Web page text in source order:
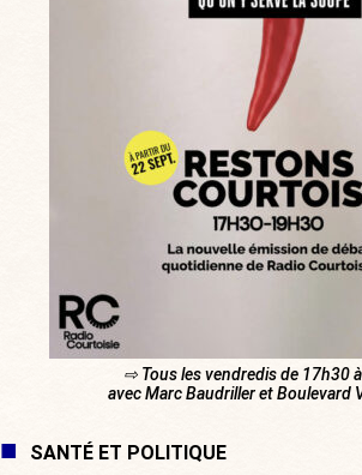
⇨ Tous les vendredis de 17h30
avec Marc Baudriller et Boulevard
SANTÉ ET POLITIQUE